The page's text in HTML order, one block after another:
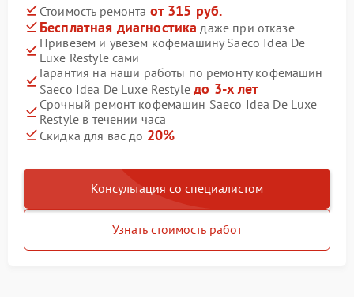
Стоимость ремонта от 315 руб.
Бесплатная диагностика даже при отказе
Привезем и увезем кофемашину Saeco Idea De
Luxe Restyle сами
Гарантия на наши работы по ремонту кофемашин
Saeco Idea De Luxe Restyleдо 3-х лет
Срочный ремонт кофемашин Saeco Idea De Luxe
Restyle в течении часа
Скидка для вас до 20%
Консультация со специалистом
Узнать стоимость работ